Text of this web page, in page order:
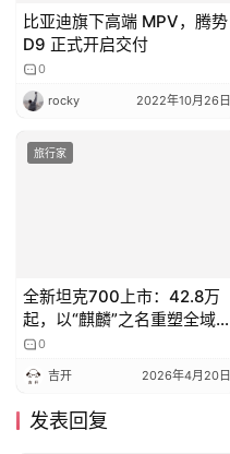
比亚迪旗下高端 MPV，腾势
D9 正式开启交付
0
rocky 2022年10月26日
旅行家
全新坦克700上市：42.8万
起，以“麒麟”之名重塑全域
豪华
0
吉开 2026年4月20日
发表回复